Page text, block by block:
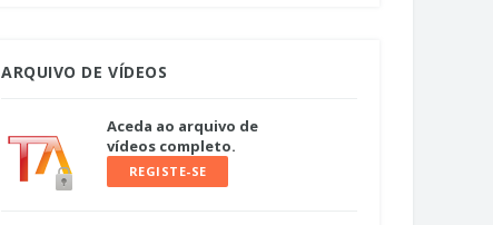
ARQUIVO DE VÍDEOS
Aceda ao arquivo de
vídeos completo.
REGISTE-SE